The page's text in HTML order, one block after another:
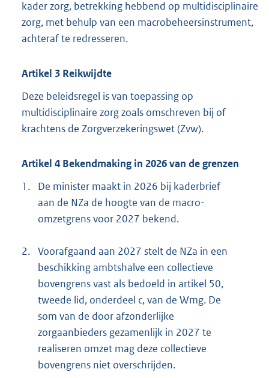
kader zorg, betrekking hebbend op multidisciplinaire
zorg, met behulp van een macrobeheersinstrument,
achteraf te redresseren.
Artikel 3 Reikwijdte
Deze beleidsregel is van toepassing op
multidisciplinaire zorg zoals omschreven bij of
krachtens de Zorgverzekeringswet (Zvw).
Artikel 4 Bekendmaking in 2026 van de grenzen
1.
De minister maakt in 2026 bij kaderbrief
aan de NZa de hoogte van de macro-
omzetgrens voor 2027 bekend.
2. Voorafgaand aan 2027 stelt de NZa in een
beschikking ambtshalve een collectieve
bovengrens vast als bedoeld in artikel 50,
tweede lid, onderdeel c, van de Wmg. De
som van de door afzonderlijke
zorgaanbieders gezamenlijk in 2027 te
realiseren omzet mag deze collectieve
bovengrens niet overschrijden.